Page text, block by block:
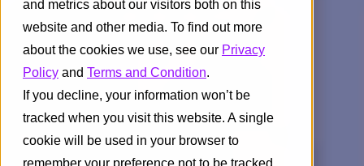
and metrics about our visitors both on this
website and other media. To find out more
about the cookies we use, see our Privacy
Policy and Terms and Condition.
If you decline, your information won’t be
tracked when you visit this website. A single
cookie will be used in your browser to
remember your preference not to be tracked.